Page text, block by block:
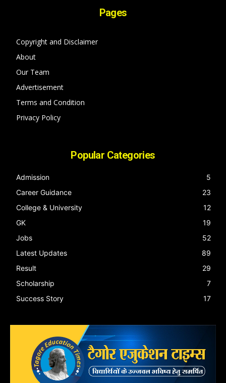
Pages
Copyright and Disclaimer
About
Our Team
Advertisement
Terms and Condition
Privacy Policy
Popular Categories
Admission
5
Career Guidance
23
College & University
12
GK
19
Jobs
52
Latest Updates
89
Result
29
Scholarship
7
Success Story
17